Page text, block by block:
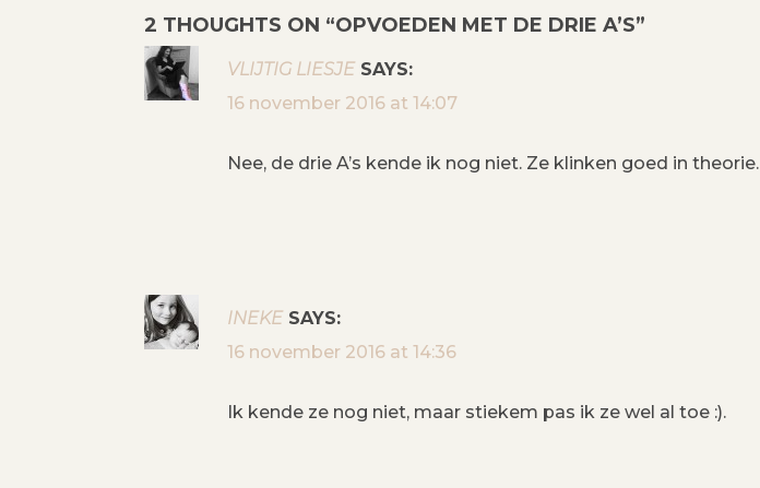
R
I
N
A
2 THOUGHTS ON “OPVOEDEN MET DE DRIE A’S”
VLIJTIG LIESJE SAYS:
16 november 2016 at 14:07
Nee, de drie A’s kende ik nog niet. Ze klinken goed in theorie.
INEKE SAYS:
16 november 2016 at 14:36
Ik kende ze nog niet, maar stiekem pas ik ze wel al toe :).